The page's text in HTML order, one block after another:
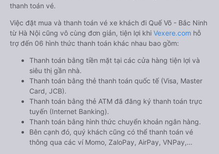
thanh toán vé.
Việc đặt mua và thanh toán vé xe khách đi Quế Võ - Bắc Ninh
từ Hà Nội cũng vô cùng đơn giản, tiện lợi khi Vexere.com hỗ
trợ đến 06 hình thức thanh toán khác nhau bao gồm:
Thanh toán bằng tiền mặt tại các cửa hàng tiện lợi và
siêu thị gần nhà.
Thanh toán bằng thẻ thanh toán quốc tế (Visa, Master
Card, JCB).
Thanh toán bằng thẻ ATM đã đăng ký thanh toán trực
tuyến (Internet Banking).
Thanh toán bằng hình thức chuyển khoản ngân hàng.
Bên cạnh đó, quý khách cũng có thể thanh toán vé
thông qua các ví Momo, ZaloPay, AirPay, VNPay,…